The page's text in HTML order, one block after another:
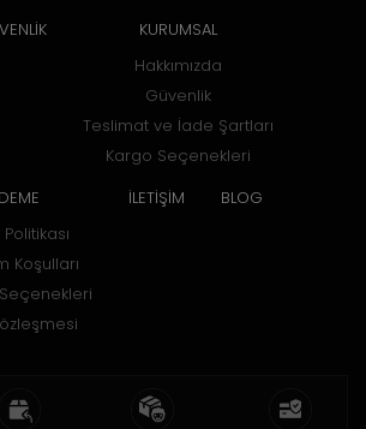
KURUMSAL
Hakkımızda
Güvenlik
Teslimat ve İade Şartları
Kargo Seçenekleri
Politikası
Koşulları
İLETİŞİM BLOG